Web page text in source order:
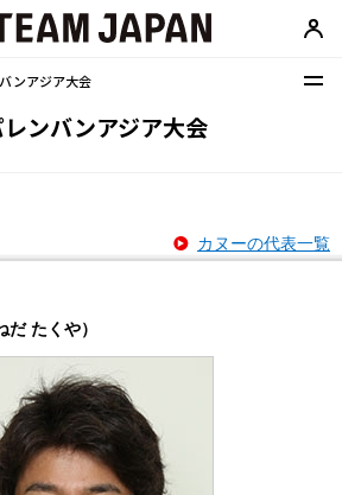
ンアジア大会
ンバンアジア大会
カヌーの代表一覧
だ たくや）